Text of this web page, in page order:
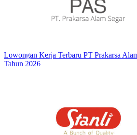
Lowongan Kerja Terbaru PT Prakarsa
Tahun 2026